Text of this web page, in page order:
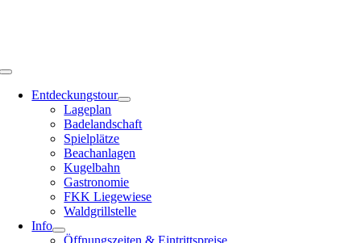
Toggle
NavigationEntdeckungstour
Lageplan
Badelandschaft
Spielplätze
Beachanlagen
Kugelbahn
Gastronomie
FKK Liegewiese
Waldgrillstelle
Info
Öffnungszeiten & Eintrittspreise